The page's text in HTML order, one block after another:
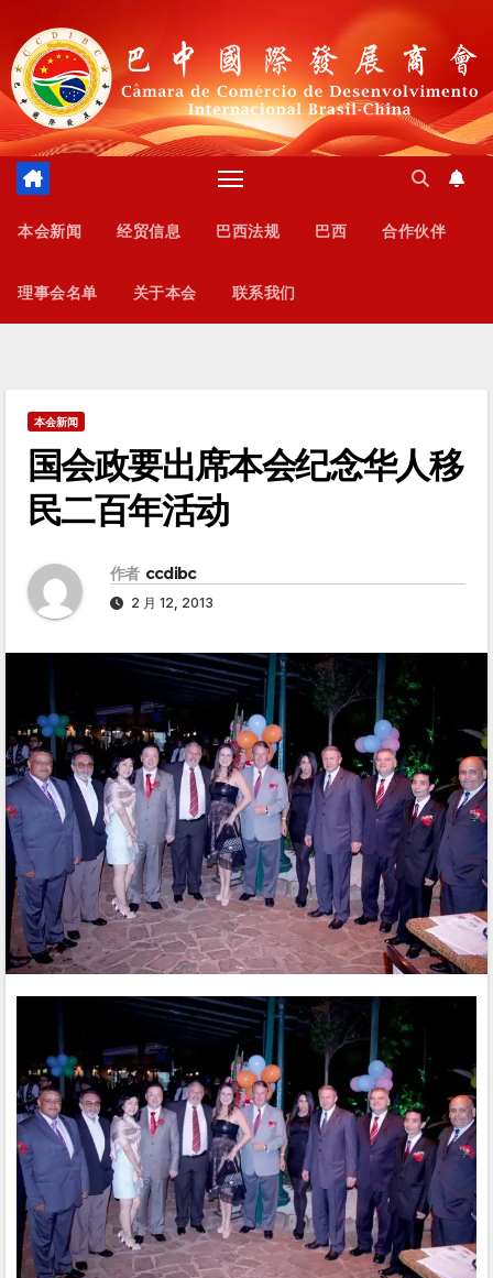
内
本会新闻 经贸信息 巴西法规 巴西 合作伙伴
理事会名单 关于本会 联系我们
本会新闻
国会政要出席本会纪念华人移
民二百年活动
作者 ccdibc
2 月 12, 2013